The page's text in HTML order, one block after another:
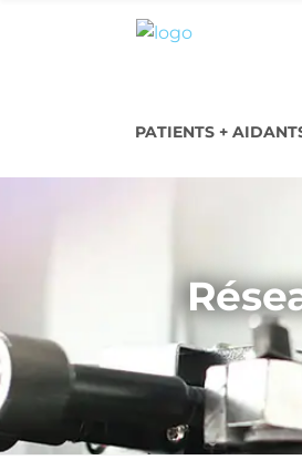
PATIENTS +